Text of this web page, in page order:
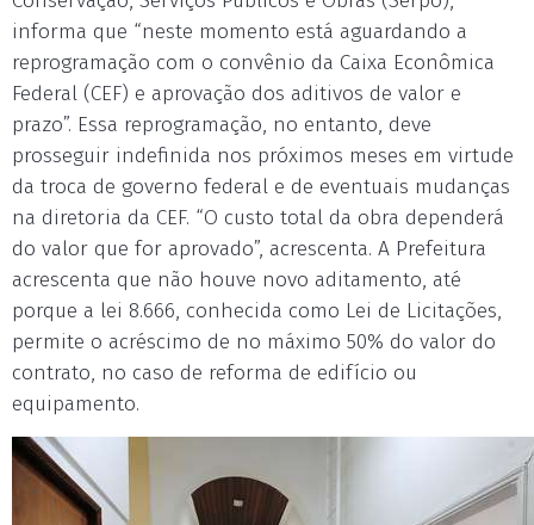
informa que “neste momento está aguardando a
reprogramação com o convênio da Caixa Econômica
Federal (CEF) e aprovação dos aditivos de valor e
prazo”. Essa reprogramação, no entanto, deve
prosseguir indefinida nos próximos meses em virtude
da troca de governo federal e de eventuais mudanças
na diretoria da CEF. “O custo total da obra dependerá
do valor que for aprovado”, acrescenta. A Prefeitura
acrescenta que não houve novo aditamento, até
porque a lei 8.666, conhecida como Lei de Licitações,
permite o acréscimo de no máximo 50% do valor do
contrato, no caso de reforma de edifício ou
equipamento.